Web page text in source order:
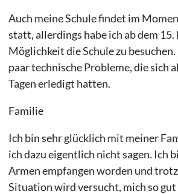
Auch meine Schule findet im
statt, allerdings habe ich ab dem
Möglichkeit die Schule zu besuchen.
paar technische Probleme, die sich
Tagen erledigt hatten.
Familie
Ich bin sehr glücklich mit meiner
ich dazu eigentlich nicht sagen. Ich
Armen empfangen worden und
Situation wird versucht, mich so